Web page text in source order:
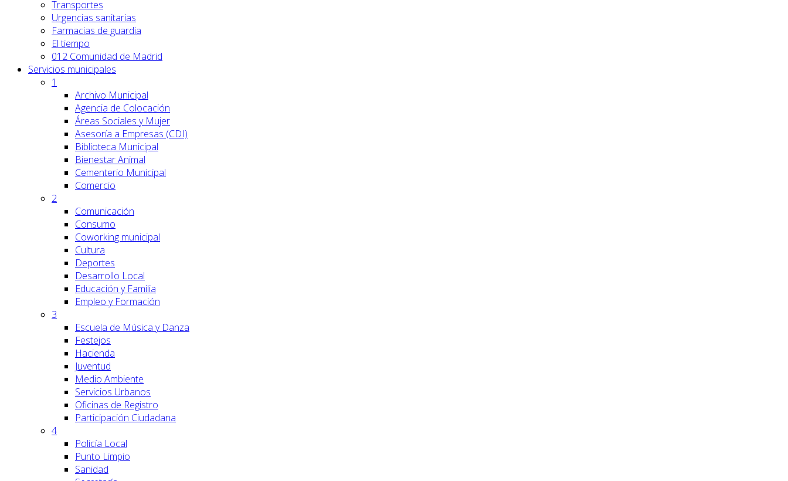
Transportes
Urgencias sanitarias
Farmacias de guardia
El tiempo
012 Comunidad de Madrid
Servicios municipales
1
Archivo Municipal
Agencia de Colocación
Áreas Sociales y Mujer
Asesoría a Empresas (CDI)
Biblioteca Municipal
Bienestar Animal
Cementerio Municipal
Comercio
2
Comunicación
Consumo
Coworking municipal
Cultura
Deportes
Desarrollo Local
Educación y Familia
Empleo y Formación
3
Escuela de Música y Danza
Festejos
Hacienda
Juventud
Medio Ambiente
Servicios Urbanos
Oficinas de Registro
Participación Ciudadana
4
Policía Local
Punto Limpio
Sanidad